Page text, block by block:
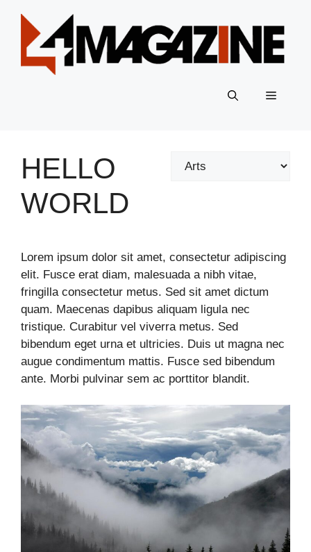
content
Menu
HELLO
WORLD
Categories
Lorem ipsum dolor sit amet, consectetur adipiscing
elit. Fusce erat diam, malesuada a nibh vitae,
fringilla consectetur metus. Sed sit amet dictum
quam. Maecenas dapibus aliquam ligula nec
tristique. Curabitur vel viverra metus. Sed
bibendum eget urna et ultricies. Duis ut magna nec
augue condimentum mattis. Fusce sed bibendum
ante. Morbi pulvinar sem ac porttitor blandit.